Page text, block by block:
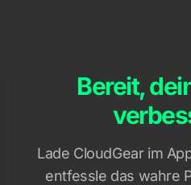
Bereit,
Lade CloudGear im
entfessle das wahre